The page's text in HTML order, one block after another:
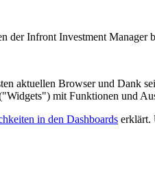
der Infront Investment Manager
aktuellen Browser und Dank
mit Funktionen und
in den Dashboards erklärt.